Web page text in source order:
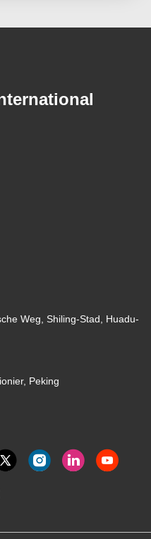
Weg, Shiling-Stad, Huadu-
Peking